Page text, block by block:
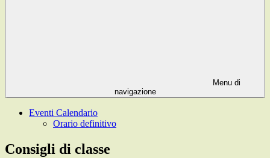
Menu di
navigazione
Eventi Calendario
Orario definitivo
Consigli di classe